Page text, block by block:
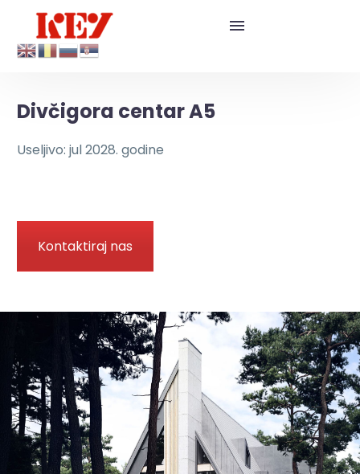
Divčigora centar A5
Useljivo: jul 2028. godine
Kontaktiraj nas